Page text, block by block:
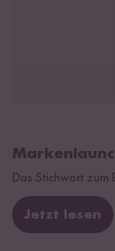
Das Stichwort
Jetzt lesen